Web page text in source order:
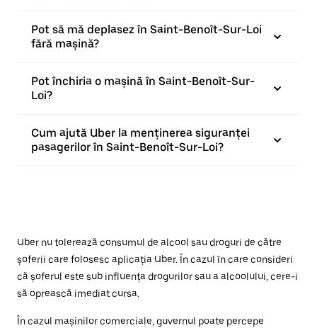
Pot să mă deplasez în Saint-Benoît-Sur-Loi
fără mașină?
Pot închiria o mașină în Saint-Benoît-Sur-
Loi?
Cum ajută Uber la menținerea siguranței
pasagerilor în Saint-Benoît-Sur-Loi?
Uber nu tolerează consumul de alcool sau droguri de către
șoferii care folosesc aplicația Uber. În cazul în care consideri
că șoferul este sub influența drogurilor sau a alcoolului, cere-i
să oprească imediat cursa.
În cazul mașinilor comerciale, guvernul poate percepe